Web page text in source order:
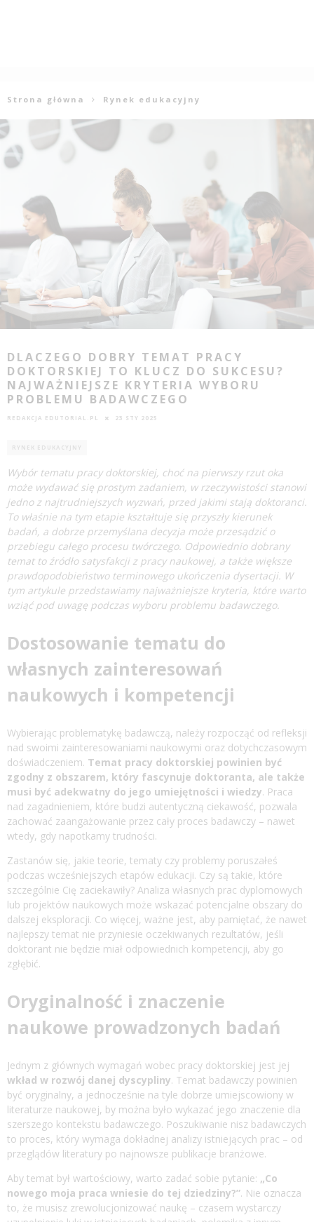
Strona główna Rynek edukacyjny
DLACZEGO DOBRY TEMAT PRACY
DOKTORSKIEJ TO KLUCZ DO SUKCESU?
NAJWAŻNIEJSZE KRYTERIA WYBORU
PROBLEMU BADAWCZEGO
REDAKCJA EDUTORIAL.PL 23 STY 2025
RYNEK EDUKACYJNY
Wybór tematu pracy doktorskiej, choć na pierwszy rzut oka
może wydawać się prostym zadaniem, w rzeczywistości stanowi
jedno z najtrudniejszych wyzwań, przed jakimi stają doktoranci.
To właśnie na tym etapie kształtuje się przyszły kierunek
badań, a dobrze przemyślana decyzja może przesądzić o
przebiegu całego procesu twórczego. Odpowiednio dobrany
temat to źródło satysfakcji z pracy naukowej, a także większe
prawdopodobieństwo terminowego ukończenia dysertacji. W
tym artykule przedstawiamy najważniejsze kryteria, które warto
wziąć pod uwagę podczas wyboru problemu badawczego.
Dostosowanie tematu do
własnych zainteresowań
naukowych i kompetencji
Wybierając problematykę badawczą, należy rozpocząć od refleksji
nad swoimi zainteresowaniami naukowymi oraz dotychczasowym
doświadczeniem. Temat pracy doktorskiej powinien być
zgodny z obszarem, który fascynuje doktoranta, ale także
musi być adekwatny do jego umiejętności i wiedzy. Praca
nad zagadnieniem, które budzi autentyczną ciekawość, pozwala
zachować zaangażowanie przez cały proces badawczy – nawet
wtedy, gdy napotkamy trudności.
Zastanów się, jakie teorie, tematy czy problemy poruszałeś
podczas wcześniejszych etapów edukacji. Czy są takie, które
szczególnie Cię zaciekawiły? Analiza własnych prac dyplomowych
lub projektów naukowych może wskazać potencjalne obszary do
dalszej eksploracji. Co więcej, ważne jest, aby pamiętać, że nawet
najlepszy temat nie przyniesie oczekiwanych rezultatów, jeśli
doktorant nie będzie miał odpowiednich kompetencji, aby go
zgłębić.
Oryginalność i znaczenie
naukowe prowadzonych badań
Jednym z głównych wymagań wobec pracy doktorskiej jest jej
wkład w rozwój danej dyscypliny. Temat badawczy powinien
być oryginalny, a jednocześnie na tyle dobrze umiejscowiony w
literaturze naukowej, by można było wykazać jego znaczenie dla
szerszego kontekstu badawczego. Poszukiwanie nisz badawczych
to proces, który wymaga dokładnej analizy istniejących prac – od
przeglądów literatury po najnowsze publikacje branżowe.
Aby temat był wartościowy, warto zadać sobie pytanie: „Co
nowego moja praca wniesie do tej dziedziny?”. Nie oznacza
to, że musisz zrewolucjonizować naukę – czasem wystarczy